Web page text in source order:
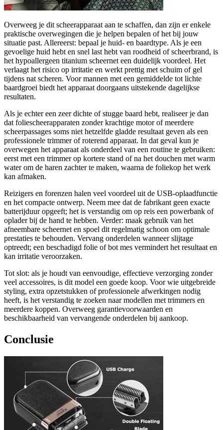
Overweeg je dit scheerapparaat aan te schaffen, dan zijn er enkele
praktische overwegingen die je helpen bepalen of het bij jouw
situatie past. Allereerst: bepaal je huid- en baardtype. Als je een
gevoelige huid hebt en snel last hebt van roodheid of scheerbrand, is
het hypoallergeen titanium scheernet een duidelijk voordeel. Het
verlaagt het risico op irritatie en werkt prettig met schuim of gel
tijdens nat scheren. Voor mannen met een gemiddelde tot lichte
baardgroei biedt het apparaat doorgaans uitstekende dagelijkse
resultaten.
Als je echter een zeer dichte of stugge baard hebt, realiseer je dan
dat foliescheerapparaten zonder krachtige motor of meerdere
scheerpassages soms niet hetzelfde gladde resultaat geven als een
professionele trimmer of roterend apparaat. In dat geval kun je
overwegen het apparaat als onderdeel van een routine te gebruiken:
eerst met een trimmer op kortere stand of na het douchen met warm
water om de haren zachter te maken, waarna de foliekop het werk
kan afmaken.
Reizigers en forenzen halen veel voordeel uit de USB-oplaadfunctie
en het compacte ontwerp. Neem mee dat de fabrikant geen exacte
batterijduur opgeeft; het is verstandig om op reis een powerbank of
oplader bij de hand te hebben. Verder: maak gebruik van het
afneembare scheernet en spoel dit regelmatig schoon om optimale
prestaties te behouden. Vervang onderdelen wanneer slijtage
optreedt; een beschadigd folie of bot mes vermindert het resultaat en
kan irritatie veroorzaken.
Tot slot: als je houdt van eenvoudige, effectieve verzorging zonder
veel accessoires, is dit model een goede koop. Voor wie uitgebreide
styling, extra opzetstukken of professionele afwerkingen nodig
heeft, is het verstandig te zoeken naar modellen met trimmers en
meerdere koppen. Overweeg garantievoorwaarden en
beschikbaarheid van vervangende onderdelen bij aankoop.
Conclusie